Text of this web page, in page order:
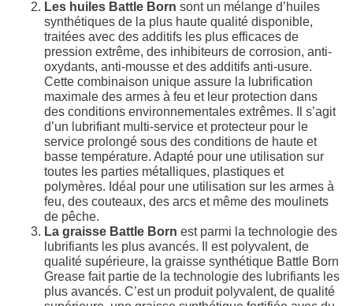
Les huiles Battle Born sont un mélange d’huiles
synthétiques de la plus haute qualité disponible,
traitées avec des additifs les plus efficaces de
pression extrême, des inhibiteurs de corrosion, anti-
oxydants, anti-mousse et des additifs anti-usure.
Cette combinaison unique assure la lubrification
maximale des armes à feu et leur protection dans
des conditions environnementales extrêmes. Il s’agit
d’un lubrifiant multi-service et protecteur pour le
service prolongé sous des conditions de haute et
basse température. Adapté pour une utilisation sur
toutes les parties métalliques, plastiques et
polymères. Idéal pour une utilisation sur les armes à
feu, des couteaux, des arcs et même des moulinets
de pêche.
La graisse Battle Born est parmi la technologie des
lubrifiants les plus avancés. Il est polyvalent, de
qualité supérieure, la graisse synthétique Battle Born
Grease fait partie de la technologie des lubrifiants les
plus avancés. C’est un produit polyvalent, de qualité